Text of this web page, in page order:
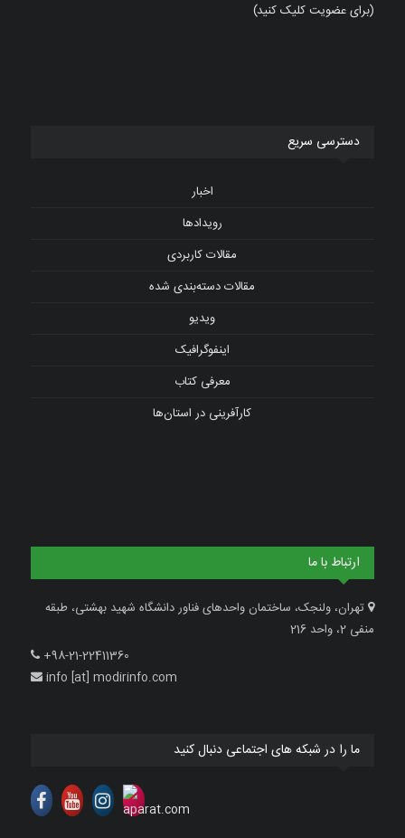
(برای عضویت کلیک کنید)
دسترسی سریع
اخبار
رویدادها
مقالات کاربردی
مقالات دسته‌بندی شده
ویدیو
اینفوگرافیک
معرفی کتاب
کارآفرینی در استان‌ها
ارتباط با ما
تهران، ولنجک، ساختمان واحدهای فناور دانشگاه شهید بهشتی، طبقه
منفی 2، واحد 216
+98-21-22411360
info [at] modirinfo.com
ما را در شبکه های اجتماعی دنبال کنید